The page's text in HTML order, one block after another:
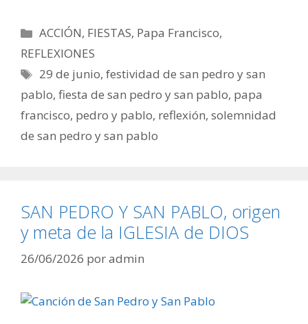
Categorías
ACCIÓN, FIESTAS, Papa Francisco,
REFLEXIONES
Etiquetas
29 de junio,festividad de san pedro y san
pablo, fiesta de san pedro y san pablo, papa
francisco, pedro y pablo, reflexión, solemnidad
de san pedro y san pablo
SAN PEDRO Y SAN PABLO, origen
y meta de la IGLESIA de DIOS
26/06/2026 poradmin